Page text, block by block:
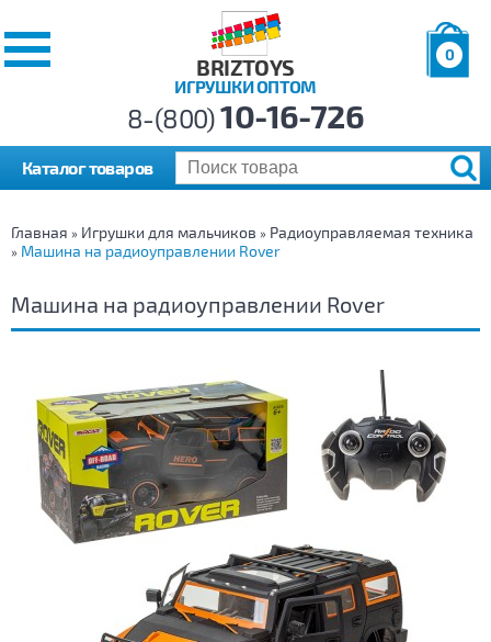
BRIZTOYS
ИГРУШКИ ОПТОМ
0
р.
8-(800)10-16-726
Каталог товаров
Главная » Игрушки для мальчиков » Радиоуправляемая техника
» Машина на радиоуправлении Rover
Машина на радиоуправлении Rover